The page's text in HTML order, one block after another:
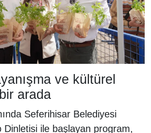
ve kültürel
arada
Seferihisar Belediyesi
Dinletisi ile başlayan program,